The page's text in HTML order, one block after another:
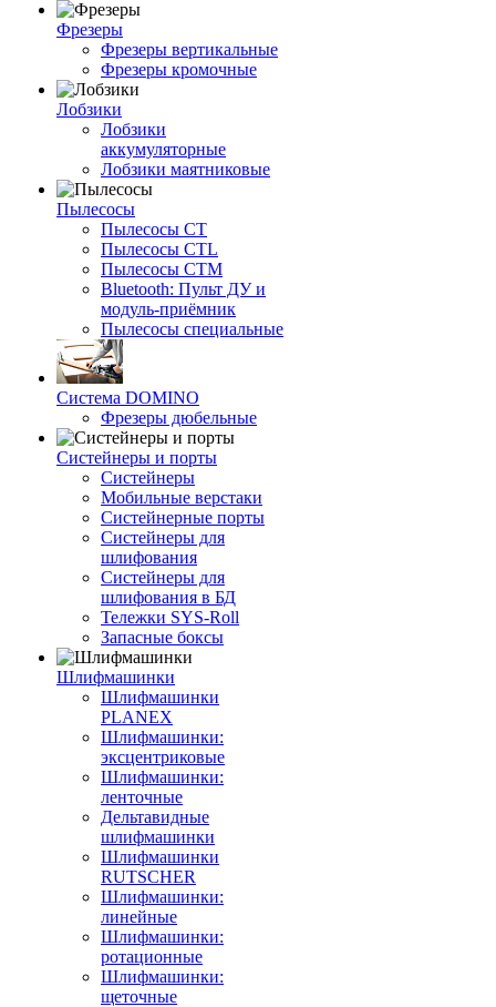
Фрезеры
Фрезеры вертикальные
Фрезеры кромочные
Лобзики
Лобзики
аккумуляторные
Лобзики маятниковые
Пылесосы
Пылесосы CT
Пылесосы CTL
Пылесосы CTM
Bluetooth: Пульт ДУ и
модуль-приёмник
Пылесосы специальные
Система DOMINO
Фрезеры дюбельные
Систейнеры и порты
Систейнеры
Мобильные верстаки
Систейнерные порты
Систейнеры для
шлифования
Систейнеры для
шлифования в БД
Тележки SYS-Roll
Запасные боксы
Шлифмашинки
Шлифмашинки
PLANEX
Шлифмашинки:
эксцентриковые
Шлифмашинки:
ленточные
Дельтавидные
шлифмашинки
Шлифмашинки
RUTSCHER
Шлифмашинки:
линейные
Шлифмашинки:
ротационные
Шлифмашинки:
щеточные